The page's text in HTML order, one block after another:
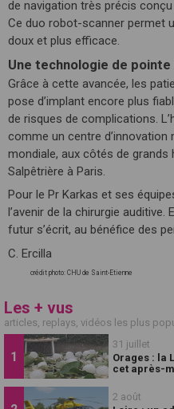
de navigation très précis
Ce duo robot-scanner permet
doux et plus efficace.
Une technologie de
Grâce à cette avancée, les
pose d’implant encore plus
de risques de complications.
comme un centre d’innovation
mondiale, aux côtés de
Salpêtrière à Paris.
Pour le Pr Karkas et ses
l’avenir de la chirurgie auditive.
futur s’écrit, au bénéfice des
C.
crédit photo: CHU de Saint-Etienne
Les + vus
articles, replays, vidéos les plus
31 juillet
Orages : la
cet après-
2 août